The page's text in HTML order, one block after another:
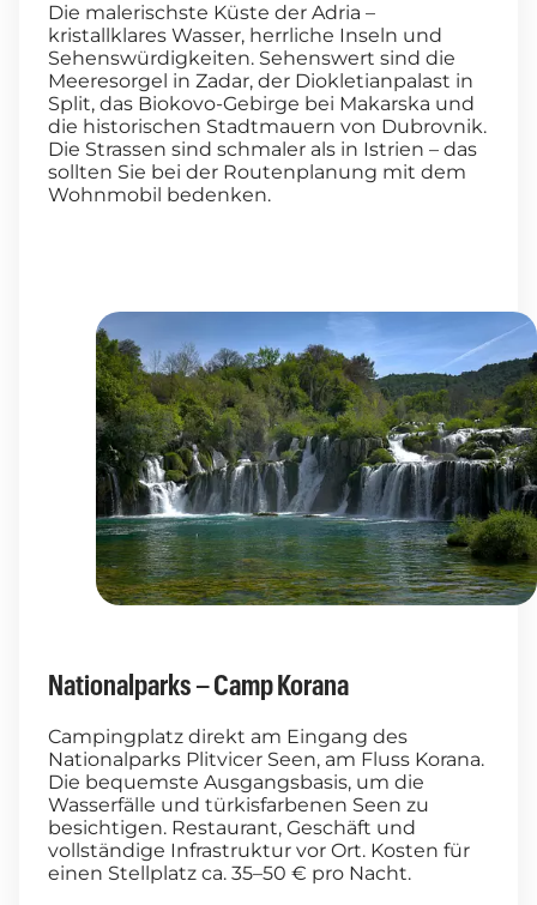
Die malerischste Küste der Adria –
kristallklares Wasser, herrliche Inseln und
Sehenswürdigkeiten. Sehenswert sind die
Meeresorgel in Zadar, der Diokletianpalast in
Split, das Biokovo-Gebirge bei Makarska und
die historischen Stadtmauern von Dubrovnik.
Die Strassen sind schmaler als in Istrien – das
sollten Sie bei der Routenplanung mit dem
Wohnmobil bedenken.
Nationalparks – Camp Korana
Campingplatz direkt am Eingang des
Nationalparks Plitvicer Seen, am Fluss Korana.
Die bequemste Ausgangsbasis, um die
Wasserfälle und türkisfarbenen Seen zu
besichtigen. Restaurant, Geschäft und
vollständige Infrastruktur vor Ort. Kosten für
einen Stellplatz ca. 35–50 € pro Nacht.